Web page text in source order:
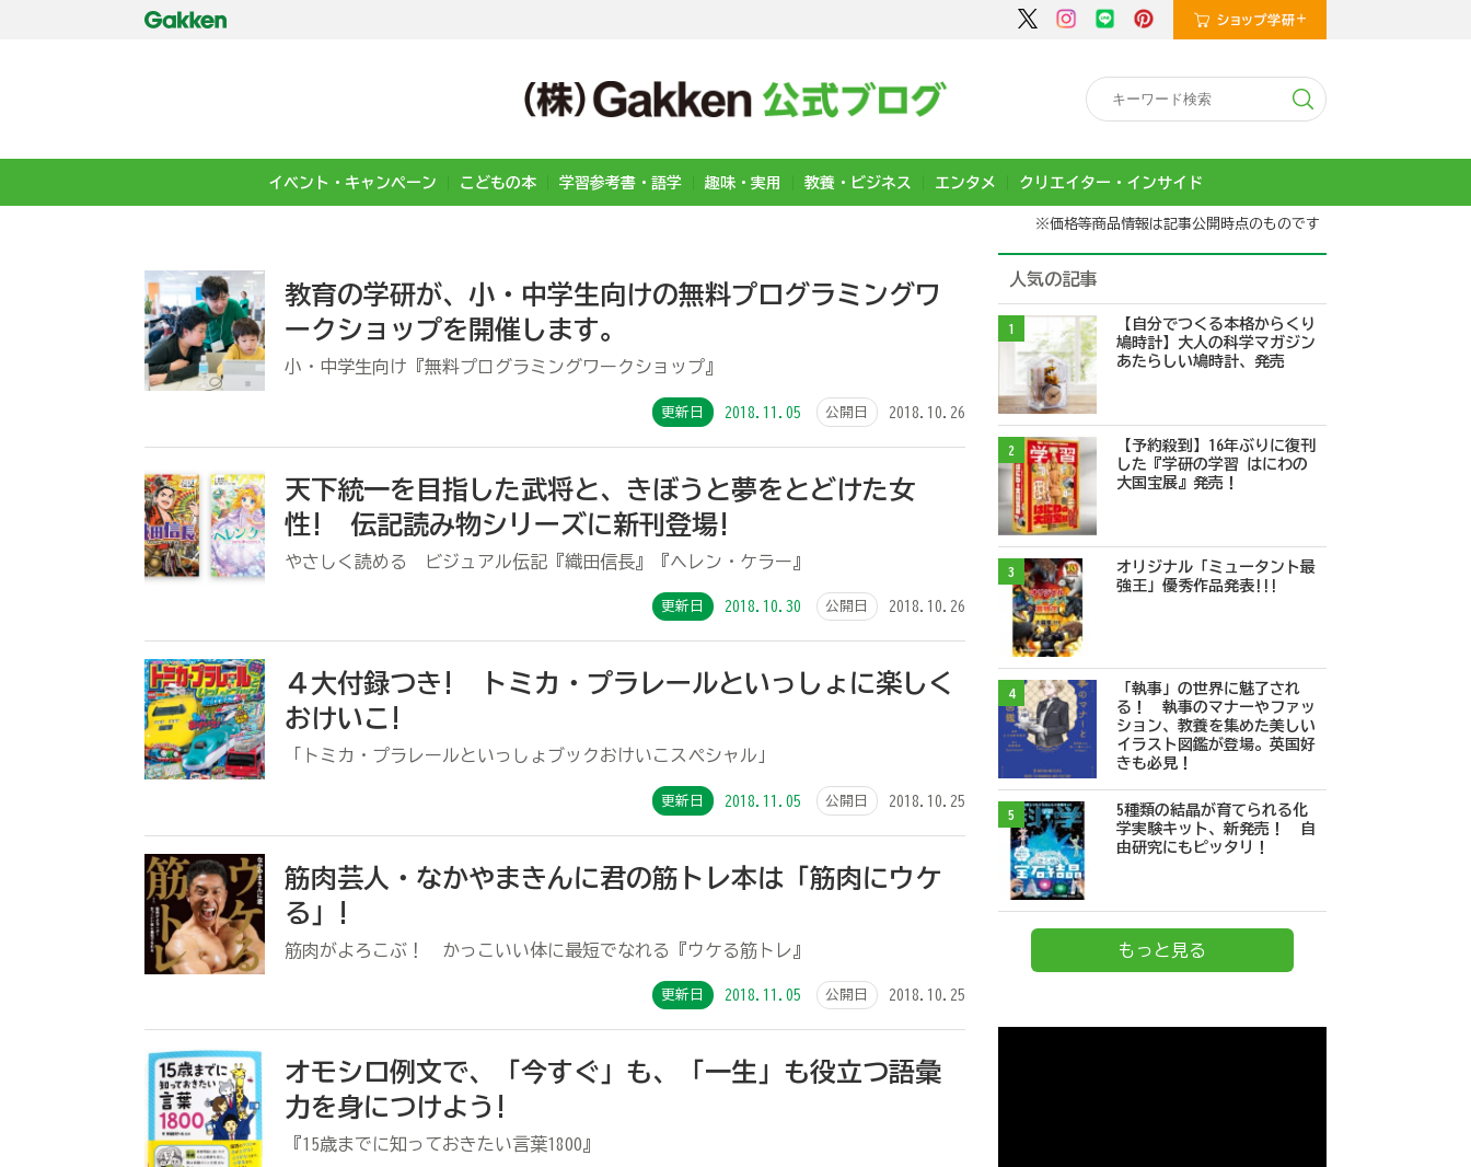
イベント・キャンペーン こどもの本 学習参考書・語学 趣味・実用 教養・ビジネス エンタメ クリエイター・インサイド
※価格等商品情報は記事公開時点のものです
教育の学研が、小・中学生向けの無料プログラミングワ
ークショップを開催します。
小・中学生向け『無料プログラミングワークショップ』
更新日 2018.11.05 公開日 2018.10.26
天下統一を目指した武将と、きぼうと夢をとどけた女
性! 伝記読み物シリーズに新刊登場!
やさしく読める ビジュアル伝記『織田信長』『ヘレン・ケラー』
更新日 2018.10.30 公開日 2018.10.26
４大付録つき! トミカ・プラレールといっしょに楽しく
おけいこ!
「トミカ・プラレールといっしょブックおけいこスペシャル」
更新日 2018.11.05 公開日 2018.10.25
筋肉芸人・なかやまきんに君の筋トレ本は「筋肉にウケ
る」!
筋肉がよろこぶ！ かっこいい体に最短でなれる『ウケる筋トレ』
更新日 2018.11.05 公開日 2018.10.25
オモシロ例文で、「今すぐ」も、「一生」も役立つ語彙
力を身につけよう!
『15歳までに知っておきたい言葉1800』
人気の記事
1
【自分でつくる本格からくり
鳩時計】大人の科学マガジン
あたらしい鳩時計、発売
2
【予約殺到】16年ぶりに復刊
した『学研の学習 はにわの
大国宝展』発売！
3
オリジナル「ミュータント最
強王」優秀作品発表!!!
4
「執事」の世界に魅了され
る！ 執事のマナーやファッ
ション、教養を集めた美しい
イラスト図鑑が登場。英国好
きも必見！
5
5種類の結晶が育てられる化
学実験キット、新発売！ 自
由研究にもピッタリ！
もっと見る